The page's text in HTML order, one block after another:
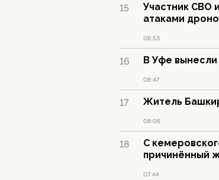
15
Участник СВО
атаками
08:53
16 В Уфе вынесли
08:47
17 Житель
08:05
18
С
причинённый
07:44